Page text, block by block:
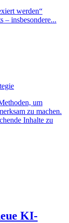
werden“
– insbesondere...
um
zu machen.
Inhalte zu
KI-